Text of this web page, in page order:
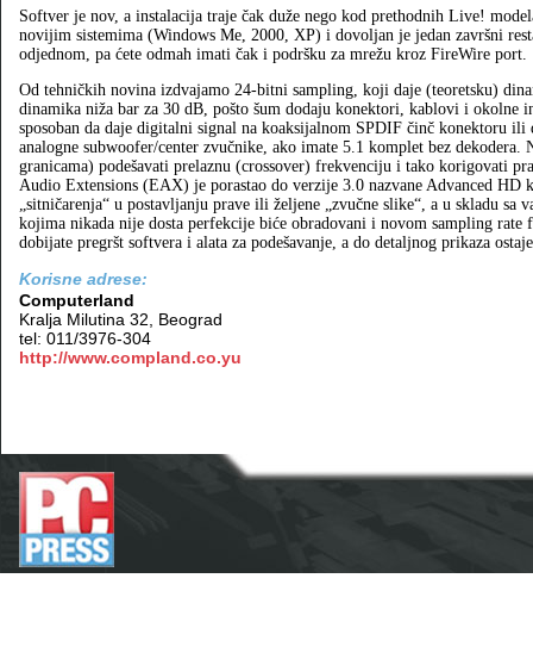
Softver je nov, a instalacija traje čak duže nego kod prethodnih Live!
novijim sistemima (Windows Me, 2000, XP) i dovoljan je jedan završni
odjednom, pa ćete odmah imati čak i podršku za mrežu kroz FireWire port.
Od tehničkih novina izdvajamo 24-bitni sampling, koji daje (teoretsku)
dinamika niža bar za 30 dB, pošto šum dodaju konektori, kablovi i okolne
sposoban da daje digitalni signal na koaksijalnom SPDIF činč konektoru ili
analogne subwoofer/center zvučnike, ako imate 5.1 komplet bez dekodera.
granicama) podešavati prelaznu (crossover) frekvenciju i tako korigovati
Audio Extensions (EAX) je porastao do verzije 3.0 nazvane Advanced HD
„sitničarenja“ u postavljanju prave ili željene „zvučne slike“, a u skladu sa
kojima nikada nije dosta perfekcije biće obradovani i novom sampling
dobijate pregršt softvera i alata za podešavanje, a do detaljnog prikaza
Korisne adrese:
Computerland
Kralja Milutina 32, Beograd
tel: 011/3976-304
http://www.compland.co.yu